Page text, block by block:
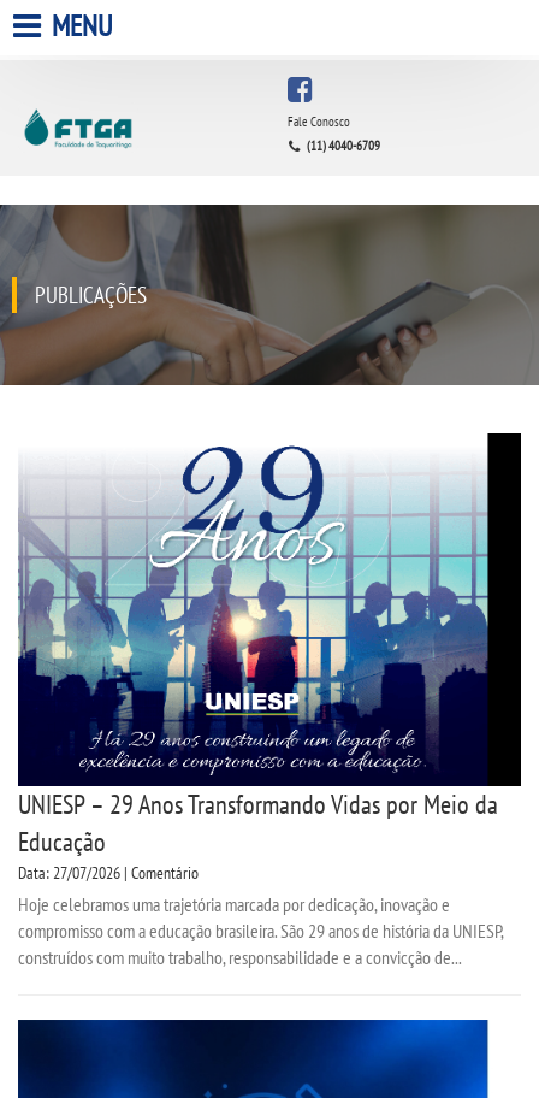
A FACULDADE
QUEM SOMOS
INFRAESTRUTURA
PROUNI
ENADE
NAD
COMITÊ DE ÉTICA
PESQUISA DE EXTENSÃO
CURSOS
MENU
Fale Conosco
(11) 4040-6709
PUBLICAÇÕES
UNIESP – 29 Anos Transformando Vidas por Meio da
Educação
Data: 27/07/2026 | Comentário
Hoje celebramos uma trajetória marcada por dedicação, inovação e
compromisso com a educação brasileira. São 29 anos de história da UNIESP,
construídos com muito trabalho, responsabilidade e a convicção de...